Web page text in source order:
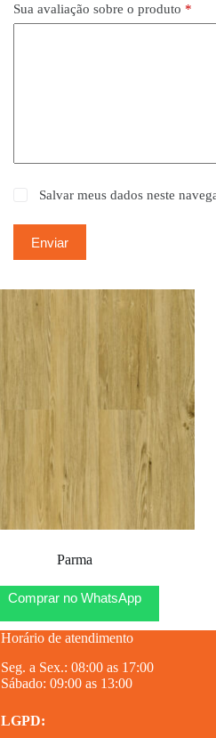
Sua avaliação sobre o produto *
Salvar meus dados neste
Enviar
Parma
Comprar no WhatsApp
Horário de atendimento
Seg. a Sex.: 08:00 as 17:00
Sábado: 09:00 as 13:00
LGPD: